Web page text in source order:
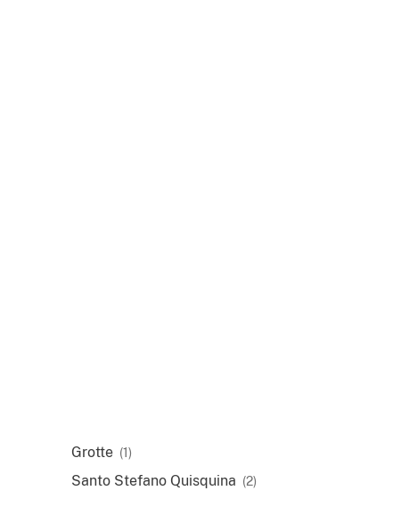
Grotte (1)
Santo Stefano Quisquina (2)